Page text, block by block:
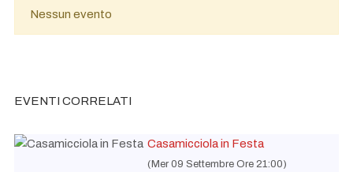
Nessun evento
EVENTI CORRELATI
Casamicciola in Festa
(Mer 09 Settembre Ore 21:00)